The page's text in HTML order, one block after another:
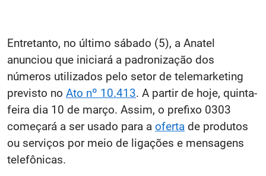
Entretanto, no último sábado (5), a Anatel
anunciou que iniciará a padronização dos
números utilizados pelo setor de telemarketing
previsto no Ato nº 10.413. A partir de hoje, quinta-
feira dia 10 de março. Assim, o prefixo 0303
começará a ser usado para a oferta de produtos
ou serviços por meio de ligações e mensagens
telefônicas.